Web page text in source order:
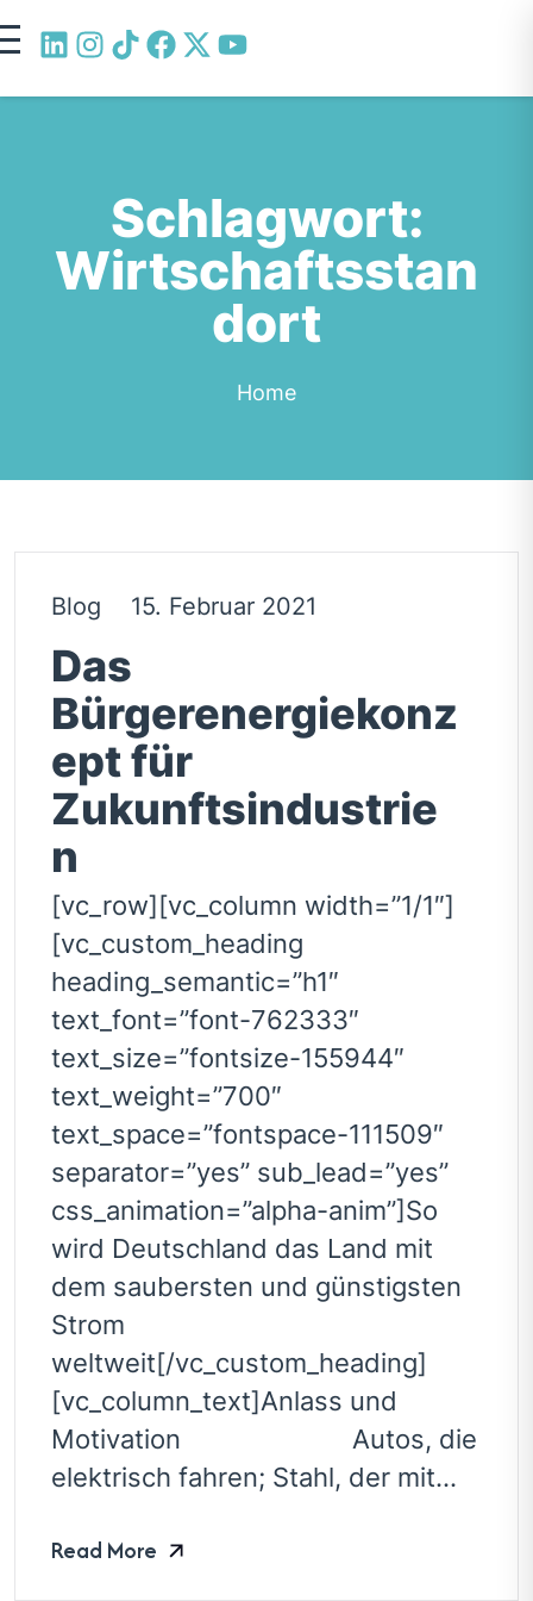
Schlagwort:
Wirtschaftsstan
dort
Home
Blog 15. Februar 2021
Das
Bürgerenergiekonz
ept für
Zukunftsindustrie
n
[vc_row][vc_column width=”1/1″]
[vc_custom_heading
heading_semantic=”h1″
text_font=”font-762333″
text_size=”fontsize-155944″
text_weight=”700″
text_space=”fontspace-111509″
separator=”yes” sub_lead=”yes”
css_animation=”alpha-anim”]So
wird Deutschland das Land mit
dem saubersten und günstigsten
Strom
weltweit[/vc_custom_heading]
[vc_column_text]Anlass und
Motivation Autos, die
elektrisch fahren; Stahl, der mit...
Read More